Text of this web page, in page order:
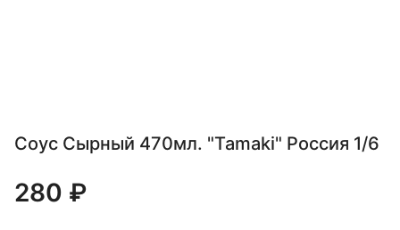
Соус Сырный 470мл. "Tamaki" Россия 1/6
280 ₽